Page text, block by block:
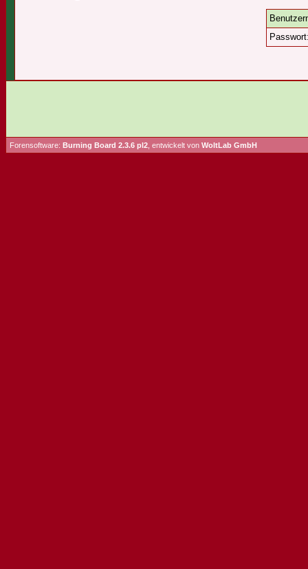
Forensoftware: Burning Board 2.3.6 pl2 , entwickelt von WoltLab GmbH